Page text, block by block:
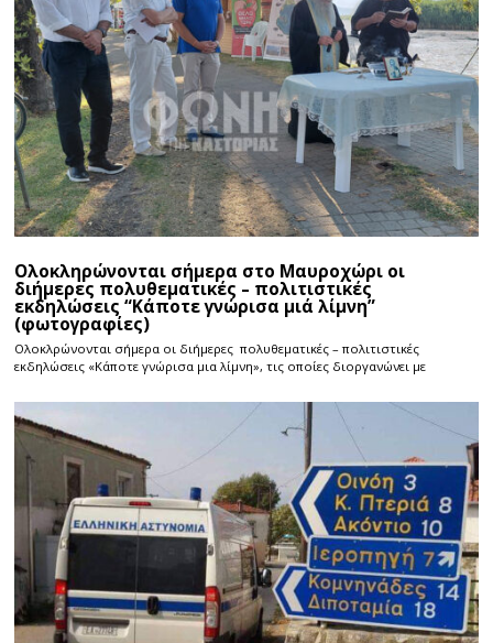
Ολοκληρώνονται σήμερα στο Μαυροχώρι οι
διήμερες πολυθεματικές – πολιτιστικές
εκδηλώσεις “Κάποτε γνώρισα μιά λίμνη”
(φωτογραφίες)
Ολοκλρώνονται σήμερα οι διήμερες πολυθεματικές – πολιτιστικές
εκδηλώσεις «Κάποτε γνώρισα μια λίμνη», τις οποίες διοργανώνει με